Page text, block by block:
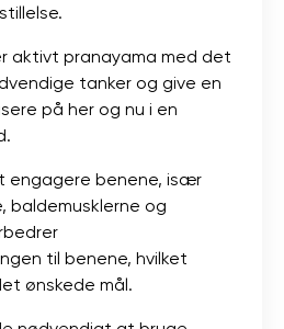
aktivt pranayama med det
tanker og give en
på her og nu i en
engagere benene, især
baldemusklerne og
til benene, hvilket
ønskede mål.